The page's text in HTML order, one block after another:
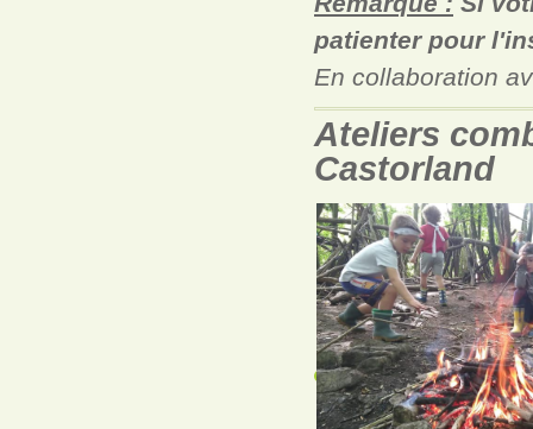
patienter pour
En collaboration
Ateliers
Castorland